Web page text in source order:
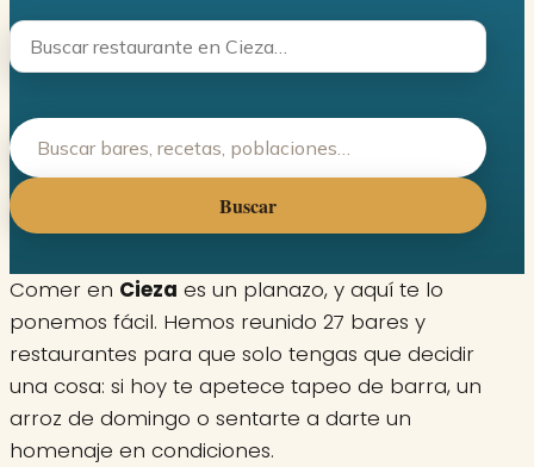
Contacto
Buscar
Comer en Cieza es un planazo, y aquí te lo
ponemos fácil. Hemos reunido 27 bares y
restaurantes para que solo tengas que decidir
una cosa: si hoy te apetece tapeo de barra, un
arroz de domingo o sentarte a darte un
homenaje en condiciones.